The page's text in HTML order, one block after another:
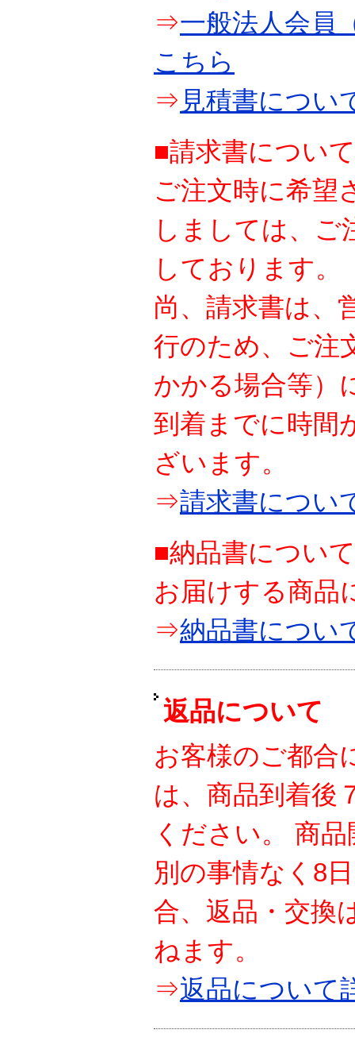
⇒一般法人会員
こちら
⇒ 見積書につい
■請求書について
ご注文時に希望
しましては、ご
しております。
尚、請求書は、
行のため、ご注
かかる場合等）
到着までに時間
ざいます。
⇒請求書につい
■納品書について
お届けする商品
⇒納品書につい
返品について
お客様のご都合
は、商品到着後
ください。 商
別の事情なく8
合、返品・交換
ねます。
⇒返品について